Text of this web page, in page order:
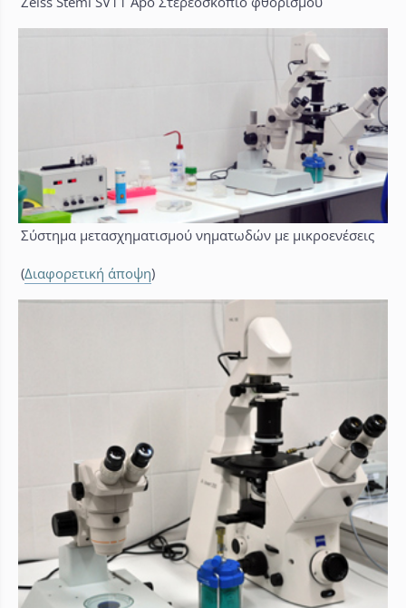
Σύστημα μετασχηματισμού νηματωδών με μικροενέσεις
(Διαφορετική άποψη)